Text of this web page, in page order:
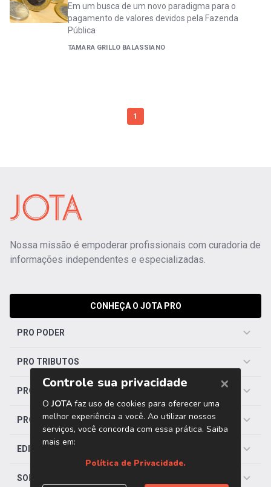
Em um busca de um novo paradigma para o
pagamento de valores devidos pela Fazenda
Pública
TAMARA GRILLO BALASSIANO
1
Nossa missão é empoderar profissionais com curadoria de
informações independentes e especializadas.
CONHEÇA O JOTA PRO
PRO PODER
PRO TRIBUTOS
PRO TRABALHISTA
PRO SAÚDE
EDITORIAS
SOBRE O JOTA